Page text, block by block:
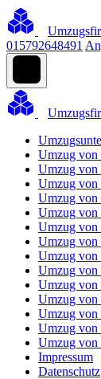
015792648491
Umzug von
Umzug von
Umzug von
Umzug von
Umzug von
Umzug von
Umzug von
Umzug von
Umzug von
Umzug von
Umzug von
Umzug von
Umzug von
Umzug von
Impressum
Datenschutz